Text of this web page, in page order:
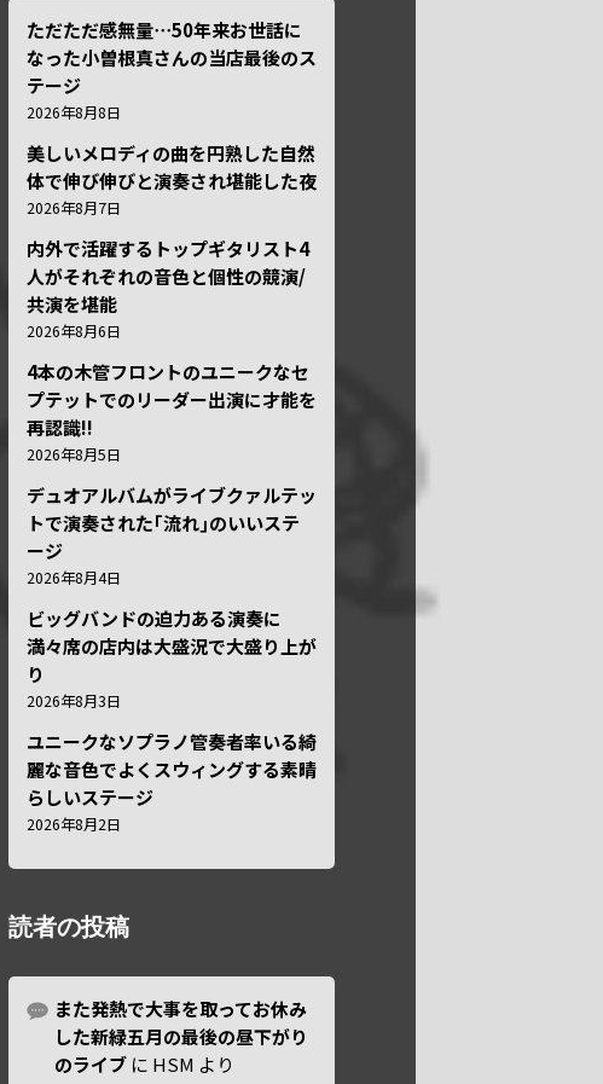
ただただ感無量⋯50年来お世話に
なった小曽根真さんの当店最後のス
テージ
2026年8月8日
美しいメロディの曲を円熟した自然
体で伸び伸びと演奏され堪能した夜
2026年8月7日
内外で活躍するトップギタリスト4
人がそれぞれの音色と個性の競演/
共演を堪能
2026年8月6日
4本の木管フロントのユニークなセ
プテットでのリーダー出演に才能を
再認識!!
2026年8月5日
デュオアルバムがライブクァルテッ
トで演奏された｢流れ｣のいいステ
ージ
2026年8月4日
ビッグバンドの迫力ある演奏に
満々席の店内は大盛況で大盛り上が
り
2026年8月3日
ユニークなソプラノ管奏者率いる綺
麗な音色でよくスウィングする素晴
らしいステージ
2026年8月2日
読者の投稿
また発熱で大事を取ってお休み
した新緑五月の最後の昼下がり
のライブ に HSM より